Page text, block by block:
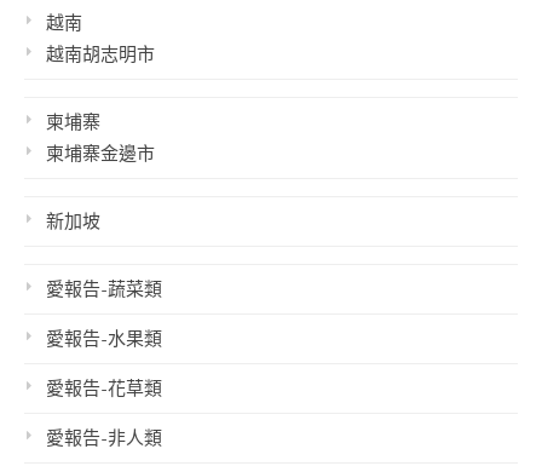
越南
越南胡志明市
柬埔寨
柬埔寨金邊市
新加坡
愛報告-蔬菜類
愛報告-水果類
愛報告-花草類
愛報告-非人類